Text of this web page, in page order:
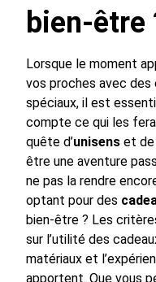
bien-être
Lorsque le moment
vos proches avec des
spéciaux, il est
compte ce qui les
quête d’unisens et de
être une aventure
ne pas la rendre
optant pour des
bien-être ? Les
sur l’utilité des
matériaux et
apportent. Que vous